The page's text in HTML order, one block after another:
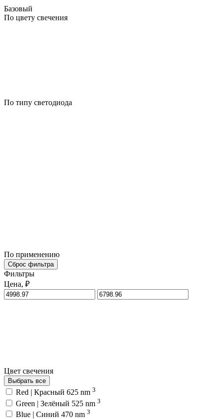
Базовый
По цвету свечения
По типу светодиода
По применению
Сброс фильтра
Фильтры
Цена, ₽
Цвет свечения
Выбрать все
Red | Красный 625 nm 3
Green | Зелёный 525 nm 3
Blue | Синий 470 nm 3